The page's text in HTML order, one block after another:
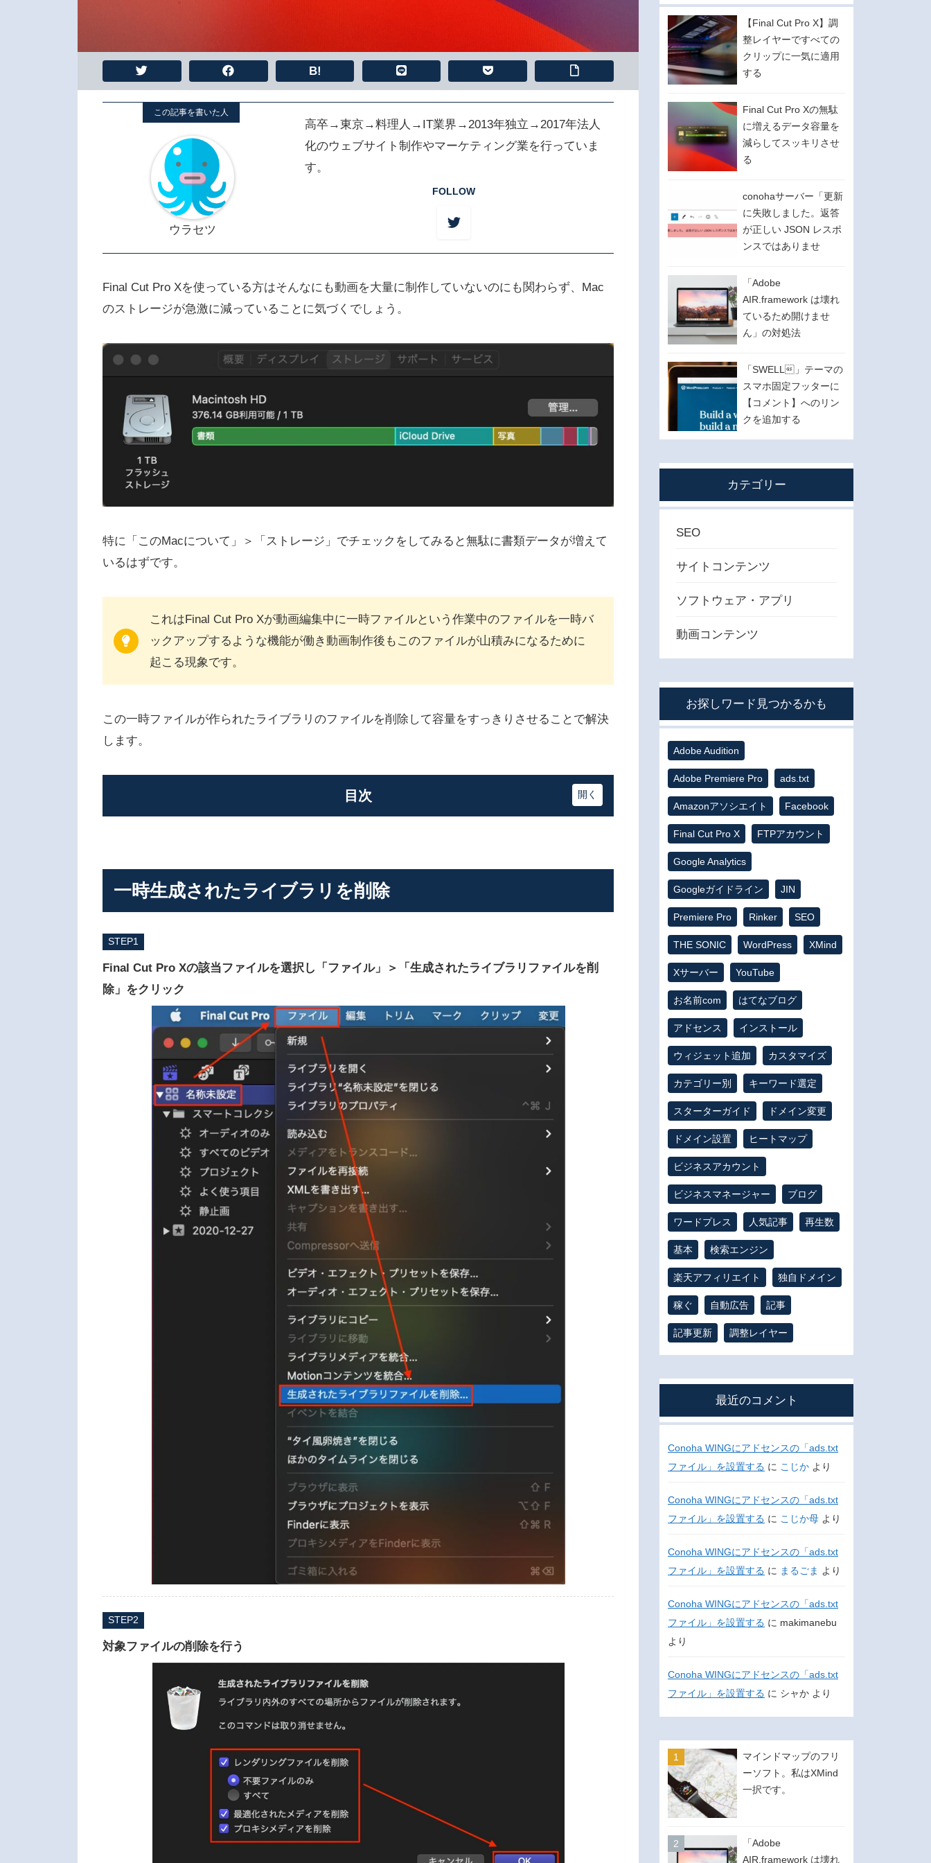
B!
ウラセツ
高卒→東京→料理人→IT業界→2013年独立→2017年法人
化のウェブサイト制作やマーケティング業を行っていま
す。
FOLLOW
Final Cut Pro Xを使っている方はそんなにも動画を大量に制作していないのにも関わらず、Mac
のストレージが急激に減っていることに気づくでしょう。
特に「このMacについて」＞「ストレージ」でチェックをしてみると無駄に書類データが増えて
いるはずです。
これはFinal Cut Pro Xが動画編集中に一時ファイルという作業中のファイルを一時バ
ックアップするような機能が働き動画制作後もこのファイルが山積みになるために
起こる現象です。
この一時ファイルが作られたライブラリのファイルを削除して容量をすっきりさせることで解決
します。
目次
一時生成されたライブラリを削除
STEP
Final Cut Pro Xの該当ファイルを選択し「ファイル」＞「生成されたライブラリファイルを削
除」をクリック
STEP
対象ファイルの削除を行う
【Final Cut Pro X】調
整レイヤーですべての
クリップに一気に適用
する
Final Cut Pro Xの無駄
に増えるデータ容量を
減らしてスッキリさせ
る
conohaサーバー「更新
に失敗しました。返答
が正しい JSON レスポ
ンスではありませ
「Adobe
AIR.framework は壊れ
ているため開けませ
ん」の対処法
「SWELL」テーマの
スマホ固定フッターに
【コメント】へのリン
クを追加する
カテゴリー
SEO
サイトコンテンツ
ソフトウェア・アプリ
動画コンテンツ
お探しワード見つかるかも
Adobe Audition
Adobe Premiere Pro ads.txt
Amazonアソシエイト Facebook
Final Cut Pro X FTPアカウント
Google Analytics
Googleガイドライン JIN
Premiere Pro Rinker SEO
THE SONIC WordPress XMind
Xサーバー YouTube
お名前com はてなブログ
アドセンス インストール
ウィジェット追加 カスタマイズ
カテゴリー別 キーワード選定
スターターガイド ドメイン変更
ドメイン設置 ヒートマップ
ビジネスアカウント
ビジネスマネージャー ブログ
ワードプレス 人気記事 再生数
基本 検索エンジン
楽天アフィリエイト 独自ドメイン
稼ぐ 自動広告 記事
記事更新 調整レイヤー
最近のコメント
Conoha WINGにアドセンスの「ads.txt
ファイル」を設置する に こじか より
Conoha WINGにアドセンスの「ads.txt
ファイル」を設置する に こじか母 より
Conoha WINGにアドセンスの「ads.txt
ファイル」を設置する に まるごま より
Conoha WINGにアドセンスの「ads.txt
ファイル」を設置する に makimanebu
より
Conoha WINGにアドセンスの「ads.txt
ファイル」を設置する に シャか より
マインドマップのフリ
ーソフト。私はXMind
一択です。
「Adobe
AIR.framework は壊れ